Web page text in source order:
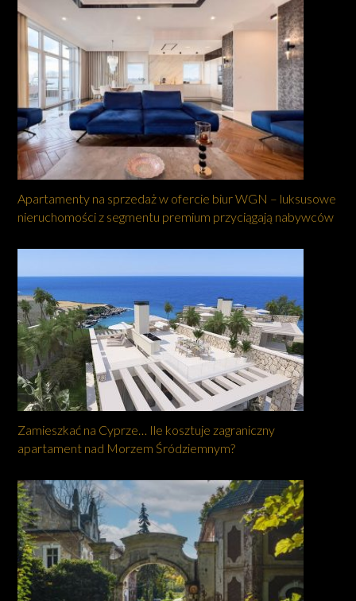
Apartamenty na sprzedaż w ofercie biur WGN – luksusowe
nieruchomości z segmentu premium przyciągają nabywców
Zamieszkać na Cyprze… Ile kosztuje zagraniczny
apartament nad Morzem Śródziemnym?